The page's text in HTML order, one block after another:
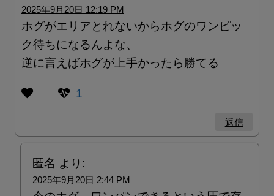
2025年9月20日 12:19 PM
ホグがエリアとれないからホグのワンピッ
ク待ちになるんよな、
逆に言えばホグが上手かったら勝てる
1
返信
匿名 より:
2025年9月20日 2:44 PM